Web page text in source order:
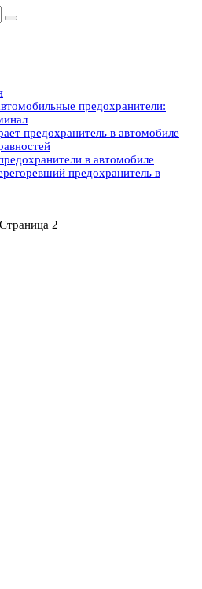
предохранители:
предохранитель в автомобиле
в автомобиле
предохранитель в
Страница 2